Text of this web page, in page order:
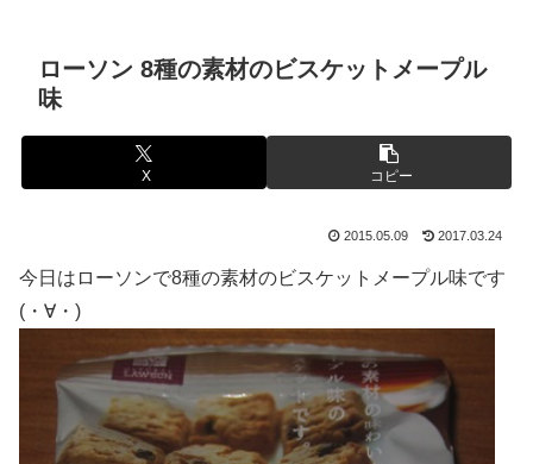
ローソン 8種の素材のビスケットメープル
味
X コピー
2015.05.09 2017.03.24
今日はローソンで8種の素材のビスケットメープル味です
(・∀・)